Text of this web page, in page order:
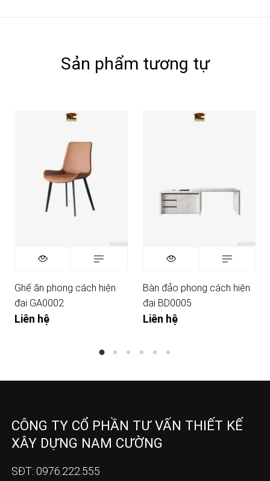
Sản phẩm tương tự
Ghế ăn phong cách hiện
đại GA0002
Liên hệ
Bàn đảo phong cách hiện
đại BD0005
Liên hệ
CÔNG TY CỔ PHẦN TƯ VẤN THIẾT KẾ
XÂY DỰNG NAM CƯỜNG
SĐT: 0976.222.555